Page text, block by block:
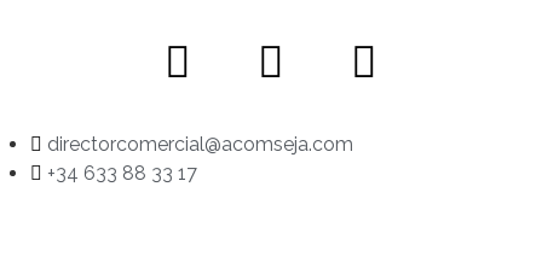
directorcomercial@acomseja.com
+34 633 88 33 17